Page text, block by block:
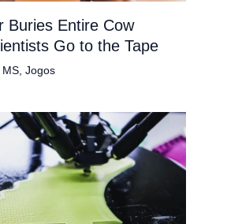
Buries Entire Cow
Go to the Tape
, Jogos